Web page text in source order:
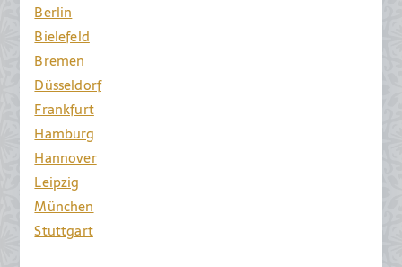
Berlin
Bielefeld
Bremen
Düsseldorf
Frankfurt
Hamburg
Hannover
Leipzig
München
Stuttgart